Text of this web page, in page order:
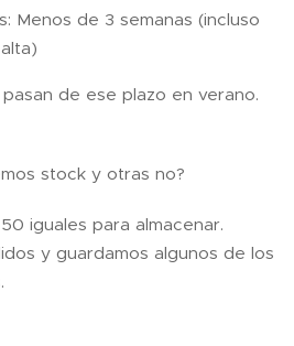
Menos de 3 semanas (incluso
de ese plazo en verano.
stock y otras no?
iguales para almacenar.
y guardamos algunos de los